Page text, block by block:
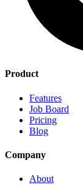
Product
Features
Job Board
Pricing
Blog
Company
About